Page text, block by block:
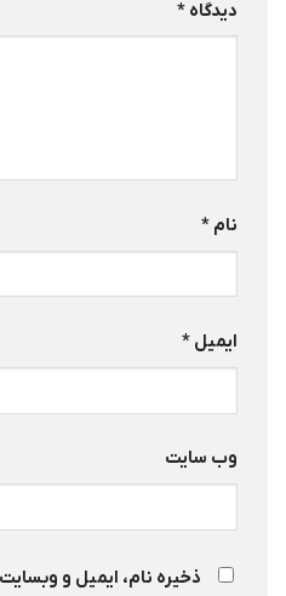
دیدگاه *
نام *
ایمیل *
وب‌ سایت
ذخیره نام، ایمیل و